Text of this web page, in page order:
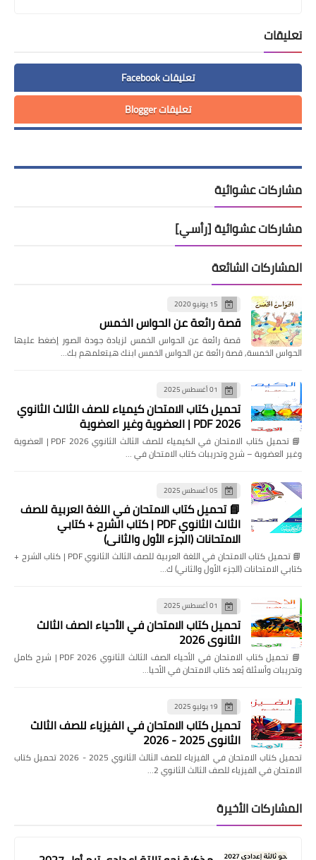
تعليقات
تعليقات Facebook
تعليقات Blogger
مشاركات عشوائية
مشاركات عشوائية [رأسي]
المشاركات الشائعة
15 يونيو 2020
قصة رائعة عن الحواس الخمس
قصة رائعة عن الحواس الخمس لزيادة جودة الصور إضغط عليها
الحواس الخمسة, قصة رائعة عن الحواس الخمس ابنك هيتعلمهم بك…
01 أغسطس 2025
تحميل كتاب الامتحان كيمياء للصف الثالث الثانوي
2026 PDF | العضوية وغير العضوية
📘 تحميل كتاب الامتحان في الكيمياء للصف الثالث الثانوي 2026 PDF | العضوية
وغير العضوية – شرح وتدريبات كتاب الامتحان في …
05 أغسطس 2025
📘 تحميل كتاب الامتحان في اللغة العربية للصف
الثالث الثانوي PDF | كتاب الشرح + كتابي
الامتحانات (الجزء الأول والثاني)
📘 تحميل كتاب الامتحان في اللغة العربية للصف الثالث الثانوي PDF | كتاب الشرح +
كتابي الامتحانات (الجزء الأول والثاني) ك…
01 أغسطس 2025
تحميل كتاب الامتحان في الأحياء الصف الثالث
الثانوي 2026
📘 تحميل كتاب الامتحان في الأحياء الصف الثالث الثانوي 2026 PDF | شرح كامل
وتدريبات وأسئلة يُعد كتاب الامتحان في الأحيا…
19 يوليو 2025
تحميل كتاب الامتحان في الفيزياء للصف الثالث
الثانوي 2025 - 2026
تحميل كتاب الامتحان في الفيزياء للصف الثالث الثانوي 2025 - 2026 تحميل كتاب
الامتحان في الفيزياء للصف الثالث الثانوي 2…
المشاركات الأخيرة